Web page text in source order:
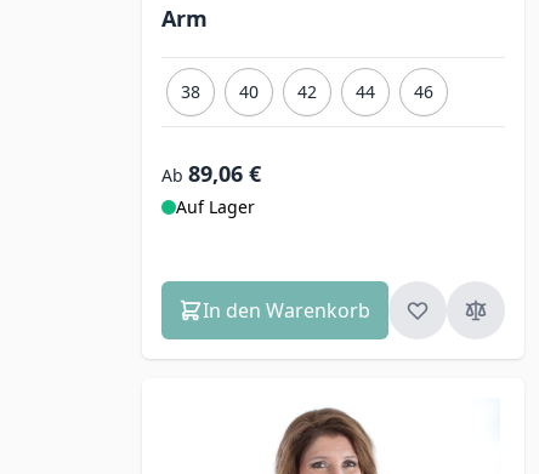
Arm
38 40 42 44 46
Ab 89,06 €
Auf Lager
In den Warenkorb